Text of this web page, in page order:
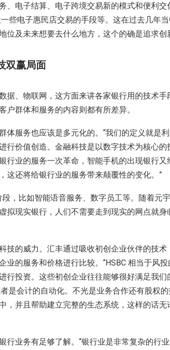
、电子结算、电子跨境交易新的模式和便利
些电子惠民店交易的手段等。这在过去几年
位及未来想要去什么地方，这个的确是追求创
双赢局面
据、物联网，这方面来讲各家银行用的技术
户群体和服务的内容则都有所差异。
体服务也应该是多元化的。“我们的定义就是
行价值创造。金融科技是以数字技术为核心
行业的服务一次革命，智能手机的出现银行
这还将给银行业的服务带来颠覆性的变化。”
，比如智能语音服务、数字员工等。随着元
拟现实银行，人们不需要走到现实的网点就身
技的威力。汇丰通过吸收初创企业伙伴的技
业的服务和价格进行比较。“HSBC 相当于风
行投资。这些初创企业往往能够很好满足我
是会计的自动化。不光是业务合作还有股权
，并且帮助建立完整的生态系统，这样的话
行业务有足够了解。“银行业是非常复杂的行